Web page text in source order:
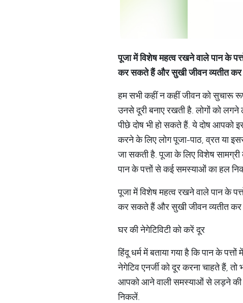
पूजा में विशेष महत्व रखने वाले पान के
कर सकते हैं और सुखी जीवन व्यतीत
हम सभी कहीं न कहीं जीवन को सुचारू
उनसे दूरी बनाए रखती है. लोगों को
पीछे दोष भी हो सकते हैं. ये दोष
करने के लिए लोग पूजा-पाठ, व्रत या
जा सकती है. पूजा के लिए विशेष
पान के पत्तों से कई समस्याओं का हल
पूजा में विशेष महत्व रखने वाले पान के
कर सकते हैं और सुखी जीवन व्यतीत
घर की नेगेटिविटी को करें दूर
हिंदू धर्म में बताया गया है कि पान के
नेगेटिव एनर्जी को दूर करना चाहते हैं,
आपको आने वाली समस्याओं से लड़ने की
निकलें.